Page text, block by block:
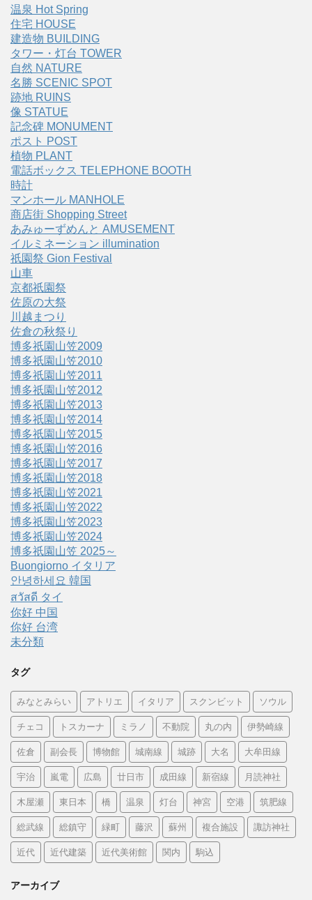
温泉 Hot Spring
住宅 HOUSE
建造物 BUILDING
タワー・灯台 TOWER
自然 NATURE
名勝 SCENIC SPOT
跡地 RUINS
像 STATUE
記念碑 MONUMENT
ポスト POST
植物 PLANT
電話ボックス TELEPHONE BOOTH
時計
マンホール MANHOLE
商店街 Shopping Street
あみゅーずめんと AMUSEMENT
イルミネーション illumination
祇園祭 Gion Festival
山車
京都祇園祭
佐原の大祭
川越まつり
佐倉の秋祭り
博多祇園山笠2009
博多祇園山笠2010
博多祇園山笠2011
博多祇園山笠2012
博多祇園山笠2013
博多祇園山笠2014
博多祇園山笠2015
博多祇園山笠2016
博多祇園山笠2017
博多祇園山笠2018
博多祇園山笠2021
博多祇園山笠2022
博多祇園山笠2023
博多祇園山笠2024
博多祇園山笠 2025～
Buongiorno イタリア
안녕하세요 韓国
สวัสดี タイ
你好 中国
你好 台湾
未分類
タグ
みなとみらい アトリエ イタリア スクンビット ソウル
チェコ トスカーナ ミラノ 不動院 丸の内 伊勢崎線
佐倉 副会長 博物館 城南線 城跡 大名 大牟田線
宇治 嵐電 広島 廿日市 成田線 新宿線 月読神社
木屋瀬 東日本 橋 温泉 灯台 神宮 空港 筑肥線
総武線 総鎮守 緑町 藤沢 蘇州 複合施設 諏訪神社
近代 近代建築 近代美術館 関内 駒込
アーカイブ